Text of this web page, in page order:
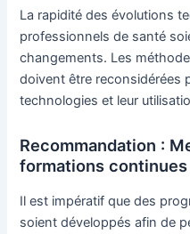
La rapidité des évolutions
professionnels de santé
changements. Les
doivent être reconsidérées
technologies et leur
Recommandation :
formations continues
Il est impératif que des
soient développés afin de